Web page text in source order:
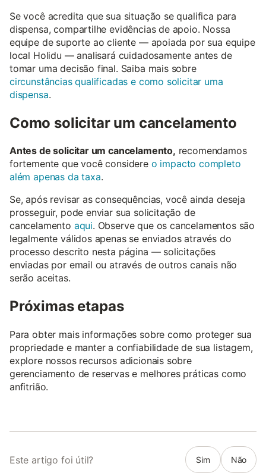
Se você acredita que sua situação se qualifica para
dispensa, compartilhe evidências de apoio. Nossa
equipe de suporte ao cliente — apoiada por sua equipe
local Holidu — analisará cuidadosamente antes de
tomar uma decisão final. Saiba mais sobre
circunstâncias qualificadas e como solicitar uma
dispensa.
Como solicitar um cancelamento
Antes de solicitar um cancelamento, recomendamos
fortemente que você considere o impacto completo
além apenas da taxa.
Se, após revisar as consequências, você ainda deseja
prosseguir, pode enviar sua solicitação de
cancelamento aqui. Observe que os cancelamentos são
legalmente válidos apenas se enviados através do
processo descrito nesta página — solicitações
enviadas por email ou através de outros canais não
serão aceitas.
Próximas etapas
Para obter mais informações sobre como proteger sua
propriedade e manter a confiabilidade de sua listagem,
explore nossos recursos adicionais sobre
gerenciamento de reservas e melhores práticas como
anfitrião.
Este artigo foi útil? Sim Não